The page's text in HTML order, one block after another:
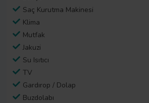
Saç Kurutma Makinesi
Klima
Mutfak
Jakuzi
Su Isıtıcı
TV
Gardırop / Dolap
Buzdolabı